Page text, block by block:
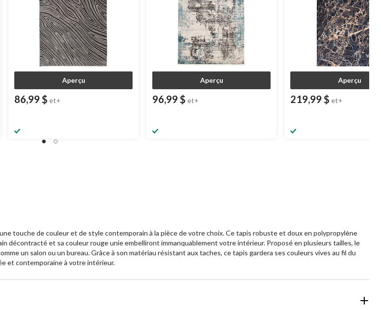
Aperçu
86,99 $ et+
Aperçu
96,99 $ et+
Aperçu
219,99 $ et+
touche de couleur et de style contemporain à la pièce de votre choix. Ce tapis robuste et doux en polypropylène
décontracté et sa couleur rouge unie embelliront immanquablement votre intérieur. Proposé en plusieurs tailles, le
un salon ou un bureau. Grâce à son matériau résistant aux taches, ce tapis gardera ses couleurs vives au fil du
et contemporaine à votre intérieur.